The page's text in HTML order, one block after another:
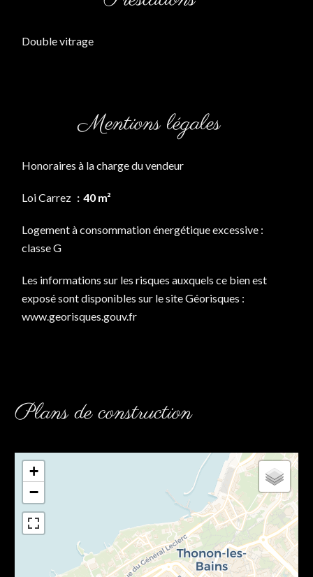
Double vitrage
Mentions légales
Honoraires à la charge du vendeur
Loi Carrez 40 m²
Logement à consommation énergétique excessive :
classe G
Les informations sur les risques auxquels ce bien est
exposé sont disponibles sur le site Géorisques :
www.georisques.gouv.fr
Plans de construction
+
−